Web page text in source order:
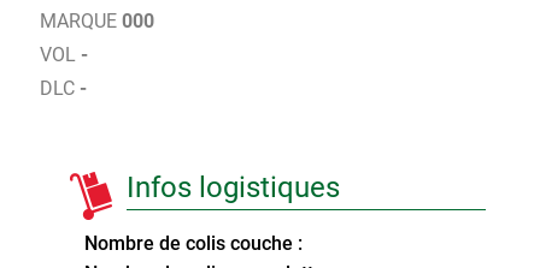
MARQUE 000
VOL -
DLC -
Infos logistiques
Nombre de colis couche :